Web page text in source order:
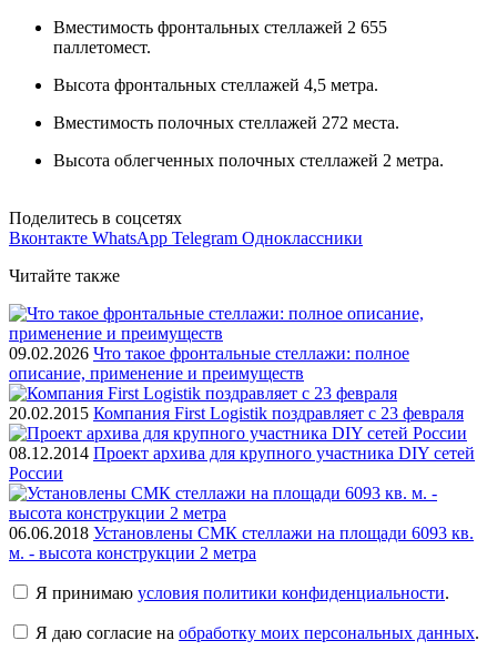
Вместимость фронтальных стеллажей 2 655
паллетомест.
Высота фронтальных стеллажей 4,5 метра.
Вместимость полочных стеллажей 272 места.
Высота облегченных полочных стеллажей 2 метра.
Поделитесь в соцсетях
Вконтакте WhatsApp Telegram Одноклассники
Читайте также
09.02.2026 Что такое фронтальные стеллажи: полное
описание, применение и преимуществ
20.02.2015 Компания First Logistik поздравляет с 23 февраля
08.12.2014 Проект архива для крупного участника DIY сетей
России
06.06.2018 Установлены СМК стеллажи на площади 6093 кв.
м. - высота конструкции 2 метра
Я принимаю условия политики конфиденциальности.
Я даю согласие на обработку моих персональных данных.